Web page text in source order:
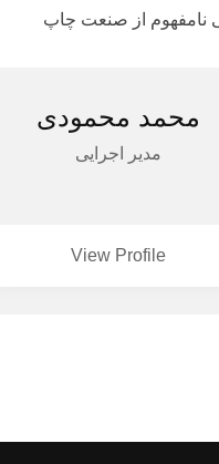
نامفهوم از صنعت چاپ
محمد محمودی
مدیر اجرایی
View Profile